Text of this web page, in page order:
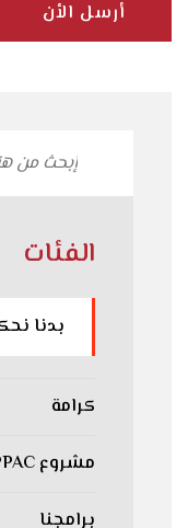
أرسل الأن
الفئات
بدنا
كرامة
مشروع GPPAC
برامجنا